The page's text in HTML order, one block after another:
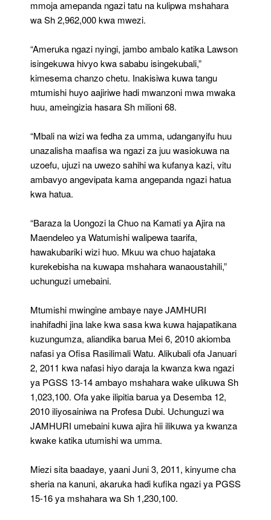
mmoja amepanda ngazi tatu na kulipwa mshahara
wa Sh 2,962,000 kwa mwezi.
“Ameruka ngazi nyingi, jambo ambalo katika Lawson
isingekuwa hivyo kwa sababu isingekubali,”
kimesema chanzo chetu. Inakisiwa kuwa tangu
mtumishi huyo aajiriwe hadi mwanzoni mwa mwaka
huu, ameingizia hasara Sh milioni 68.
“Mbali na wizi wa fedha za umma, udanganyifu huu
unazalisha maafisa wa ngazi za juu wasiokuwa na
uzoefu, ujuzi na uwezo sahihi wa kufanya kazi, vitu
ambavyo angevipata kama angepanda ngazi hatua
kwa hatua.
“Baraza la Uongozi la Chuo na Kamati ya Ajira na
Maendeleo ya Watumishi walipewa taarifa,
hawakubariki wizi huo. Mkuu wa chuo hajataka
kurekebisha na kuwapa mshahara wanaoustahili,”
uchunguzi umebaini.
Mtumishi mwingine ambaye naye JAMHURI
inahifadhi jina lake kwa sasa kwa kuwa hajapatikana
kuzungumza, aliandika barua Mei 6, 2010 akiomba
nafasi ya Ofisa Rasilimali Watu. Alikubali ofa Januari
2, 2011 kwa nafasi hiyo daraja la kwanza kwa ngazi
ya PGSS 13-14 ambayo mshahara wake ulikuwa Sh
1,023,100. Ofa yake ilipitia barua ya Desemba 12,
2010 iliyosainiwa na Profesa Dubi. Uchunguzi wa
JAMHURI umebaini kuwa ajira hii ilikuwa ya kwanza
kwake katika utumishi wa umma.
Miezi sita baadaye, yaani Juni 3, 2011, kinyume cha
sheria na kanuni, akaruka hadi kufika ngazi ya PGSS
15-16 ya mshahara wa Sh 1,230,100.